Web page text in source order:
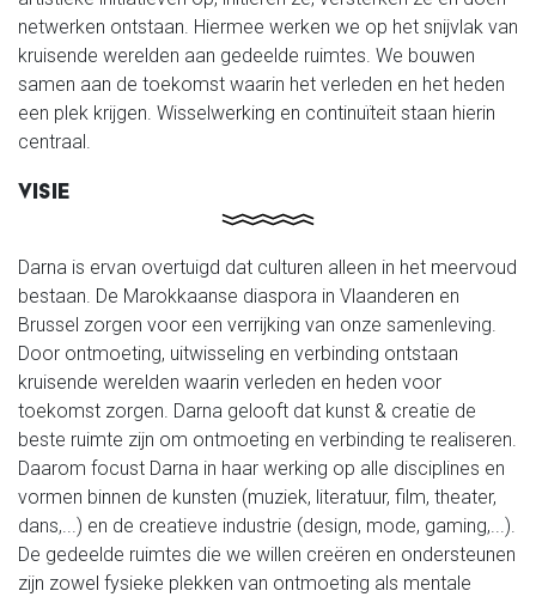
netwerken ontstaan. Hiermee werken we op het snijvlak van
kruisende werelden aan gedeelde ruimtes. We bouwen
samen aan de toekomst waarin het verleden en het heden
een plek krijgen. Wisselwerking en continuïteit staan hierin
centraal.
VISIE
Darna is ervan overtuigd dat culturen alleen in het meervoud
bestaan. De Marokkaanse diaspora in Vlaanderen en
Brussel zorgen voor een verrijking van onze samenleving.
Door ontmoeting, uitwisseling en verbinding ontstaan
kruisende werelden waarin verleden en heden voor
toekomst zorgen. Darna gelooft dat kunst & creatie de
beste ruimte zijn om ontmoeting en verbinding te realiseren.
Daarom focust Darna in haar werking op alle disciplines en
vormen binnen de kunsten (muziek, literatuur, film, theater,
dans,...) en de creatieve industrie (design, mode, gaming,...).
De gedeelde ruimtes die we willen creëren en ondersteunen
zijn zowel fysieke plekken van ontmoeting als mentale